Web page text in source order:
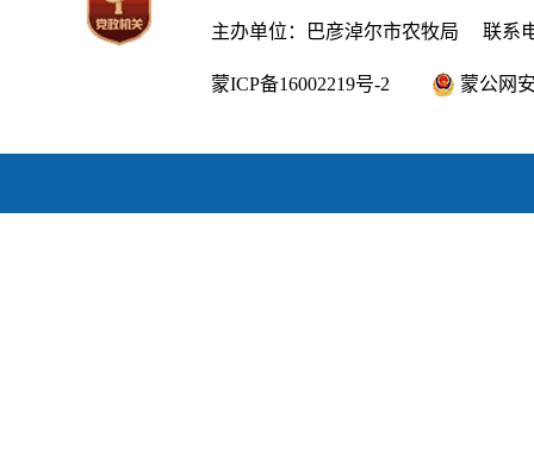
主办单位：巴彦淖尔市农牧局 联系
蒙ICP备16002219号-2 蒙公网